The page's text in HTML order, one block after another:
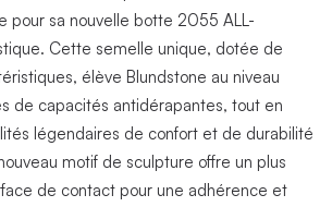
pour sa nouvelle botte 2055 ALL-
Cette semelle unique, dotée de
élève Blundstone au niveau
de capacités antidérapantes, tout en
légendaires de confort et de durabilité
motif de sculpture offre un plus
de contact pour une adhérence et